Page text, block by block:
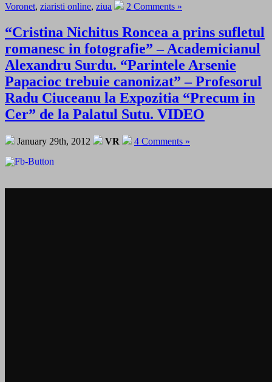
Voronet, ziaristi online, ziua 2 Comments »
“Cristina Nichitus Roncea a prins sufletul
romanesc in fotografie” – Academicianul
Alexandru Surdu. “Parintele Arsenie
Papacioc trebuie canonizat” – Profesorul
Radu Ciuceanu la Expozitia “Precum in
Cer” de la Palatul Sutu. VIDEO
January 29th, 2012 VR 4 Comments »